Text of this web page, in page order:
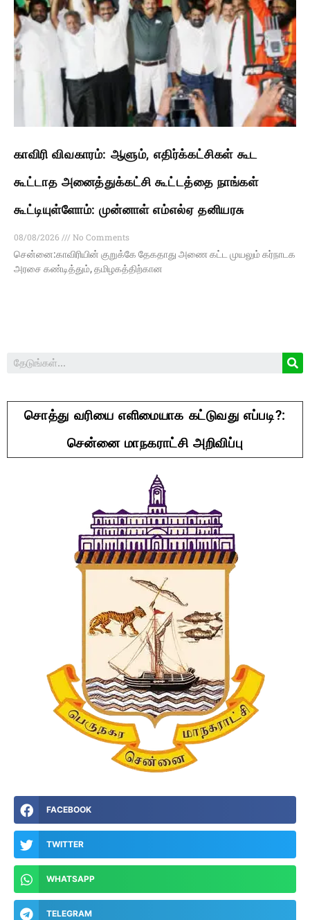
காவிரி விவகாரம்: ஆளும், எதிர்க்கட்சிகள் கூட
கூட்டாத அனைத்துக்கட்சி கூட்டத்தை நாங்கள்
கூட்டியுள்ளோம்: முன்னாள் எம்எல்ஏ தனியரசு
08/08/2026
No Comments
சென்னை:காவிரியின் குறுக்கே தேகதாது அணை கட்ட முயலும் கர்நாடக
அரசை கண்டித்தும், தமிழகத்திற்கான
சொத்து வரியை எளிமையாக கட்டுவது எப்படி?:
சென்னை மாநகராட்சி அறிவிப்பு
FACEBOOK
TWITTER
WHATSAPP
TELEGRAM